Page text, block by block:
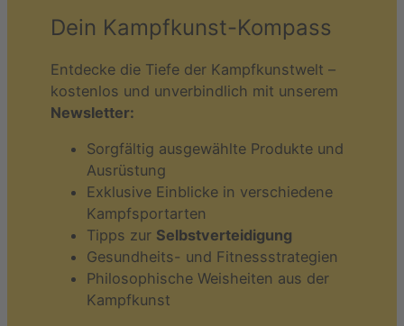
Dein Kampfkunst-Kompass
Entdecke die Tiefe der Kampfkunstwelt –
kostenlos und unverbindlich mit unserem
Newsletter:
Sorgfältig ausgewählte Produkte und
Ausrüstung
Exklusive Einblicke in verschiedene
Kampfsportarten
Tipps zur Selbstverteidigung
Gesundheits- und Fitnessstrategien
Philosophische Weisheiten aus der
Kampfkunst